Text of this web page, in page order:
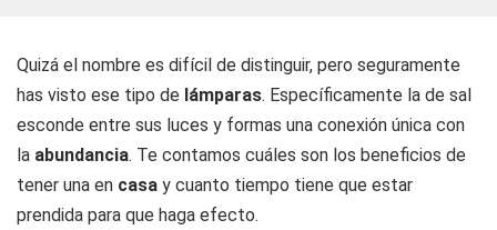
Quizá el nombre es difícil de distinguir, pero seguramente
has visto ese tipo de lámparas. Específicamente la de sal
esconde entre sus luces y formas una conexión única con
la abundancia. Te contamos cuáles son los beneficios de
tener una en casa y cuanto tiempo tiene que estar
prendida para que haga efecto.